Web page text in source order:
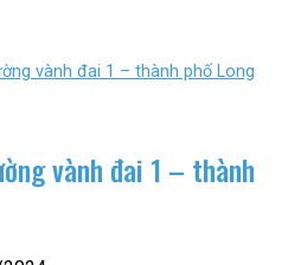
vành đai 1 – thành phố Long
vành đai 1 – thành